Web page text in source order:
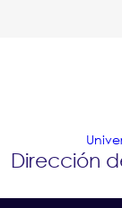
Dirección